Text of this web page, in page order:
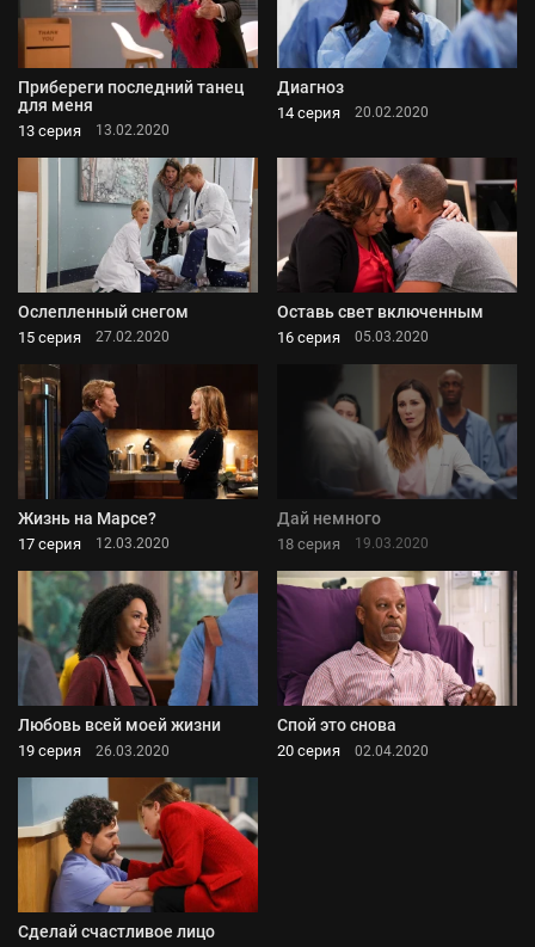
Прибереги последний танец
для меня
13 серия 13.02.2020
Диагноз
14 серия 20.02.2020
Ослепленный снегом
15 серия 27.02.2020
Оставь свет включенным
16 серия 05.03.2020
Жизнь на Марсе?
17 серия 12.03.2020
Дай немного
18 серия 19.03.2020
Любовь всей моей жизни
19 серия 26.03.2020
Спой это снова
20 серия 02.04.2020
Сделай счастливое лицо